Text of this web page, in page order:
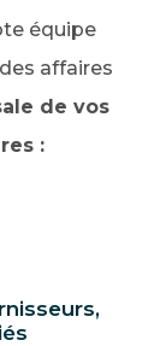
équipe
affaires
de vos
: